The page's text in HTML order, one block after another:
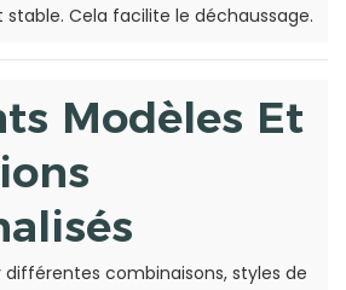
Cela facilite le déchaussage.
Modèles Et
différentes combinaisons, styles de